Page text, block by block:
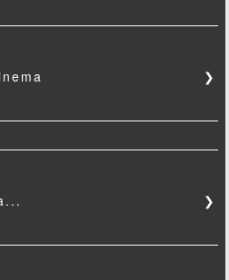
❯
❯